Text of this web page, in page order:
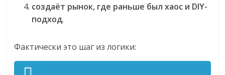
создаёт рынок, где раньше был хаос и DIY-
подход.
Фактически это шаг из логики: